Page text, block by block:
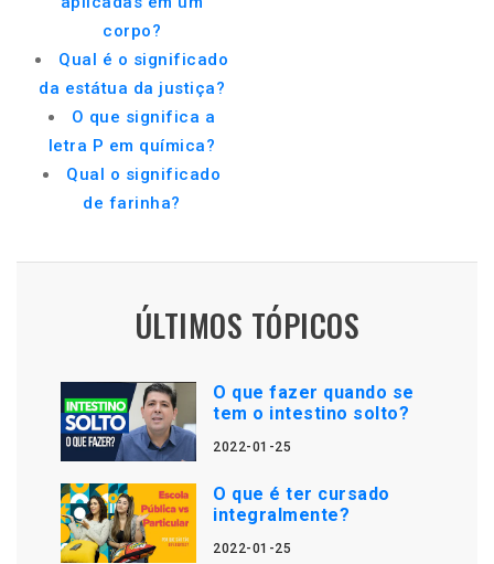
corpo?
Qual é o significado
da estátua da justiça?
O que significa a
letra P em química?
Qual o significado
de farinha?
ÚLTIMOS TÓPICOS
O que fazer quando se
tem o intestino solto?
2022-01-25
O que é ter cursado
integralmente?
2022-01-25